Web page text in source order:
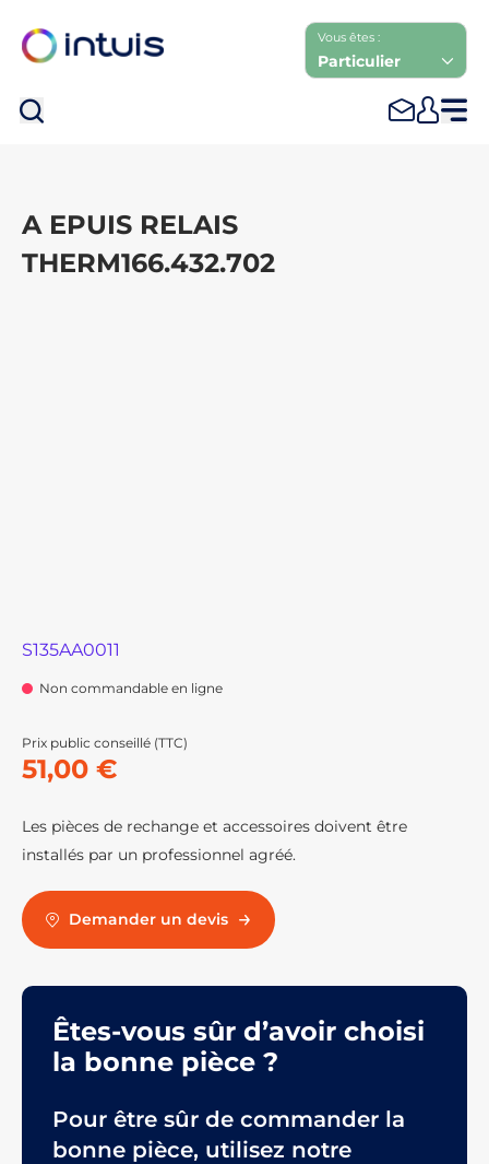
Vous êtes :
Particulier
A EPUIS RELAIS
THERM166.432.702
S135AA0011
Non commandable en ligne
Prix public conseillé (TTC)
51,00 €
Les pièces de rechange et accessoires doivent être
installés par un professionnel agréé.
Demander un devis
Êtes-vous sûr d’avoir choisi
la bonne pièce ?
Pour être sûr de commander la
bonne pièce, utilisez notre